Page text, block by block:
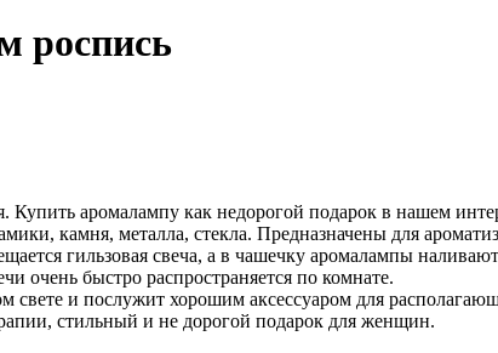
роспись
Купить аромалампу как недорогой подарок в нашем
камня, металла, стекла. Предназначены для
гильзовая свеча, а в чашечку аромалампы
очень быстро распространяется по комнате.
и послужит хорошим аксессуаром для
стильный и не дорогой подарок для женщин.